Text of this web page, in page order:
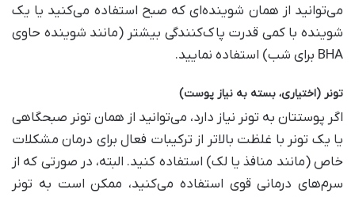
می‌توانید از همان شوینده‌ای که صبح استفاده می‌کنید یا یک
شوینده با کمی قدرت پاک‌کنندگی بیشتر (مانند شوینده حاوی
BHA برای شب) استفاده نمایید.
تونر (اختیاری، بسته به نیاز پوست)
اگر پوستتان به تونر نیاز دارد، می‌توانید از همان تونر صبحگاهی
یا یک تونر با غلظت بالاتر از ترکیبات فعال برای درمان مشکلات
خاص (مانند منافذ یا لک) استفاده کنید. البته، در صورتی که از
سرم‌های درمانی قوی استفاده می‌کنید، ممکن است به تونر